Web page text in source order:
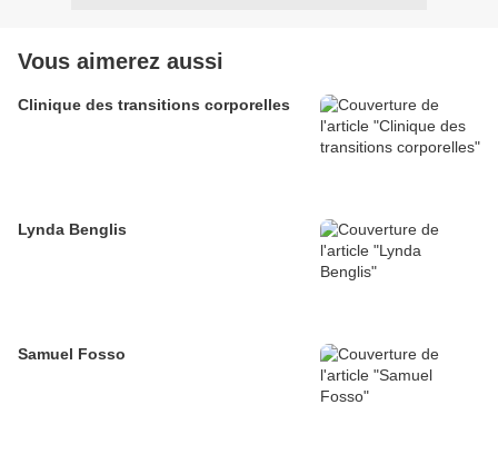
Vous aimerez aussi
Clinique des transitions corporelles
Lynda Benglis
Samuel Fosso